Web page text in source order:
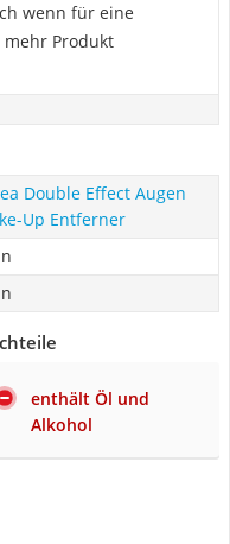
wenn für eine
Produkt
Double Effect Augen
Up Entferner
enthält Öl und
Alkohol